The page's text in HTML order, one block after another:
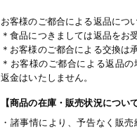
お客様のご都合による返品につ
＊食品につきましては返品をお
＊お客様のご都合による交換は
＊お客様のご都合による返品
返金はいたしません。
【商品の在庫・販売状況につい
・諸事情により、予告なく販